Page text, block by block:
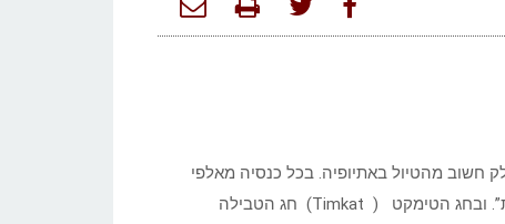
חשוב מהטיול באתיופיה. בכל כנסיה מאלפי
הכנסיות של אתיופיה, ישנו דגם של ארון הקודש, הנקרה שם “תאבת”. ובחג הטימקט ( Timkat) חג הטבילה